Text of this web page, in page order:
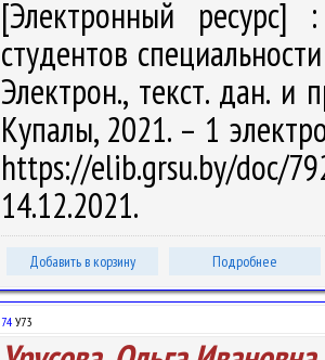
[Электронный ресурс]
студентов
Электрон., текст. дан.
Купалы, 2021. – 1
https://elib.grsu.by/
14.12.2021.
Добавить в корзину Подробнее
74 У73